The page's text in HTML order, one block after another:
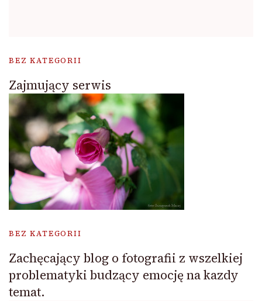
BEZ KATEGORII
Zajmujący serwis
BEZ KATEGORII
Zachęcający blog o fotografii z wszelkiej
problematyki budzący emocję na kazdy
temat.